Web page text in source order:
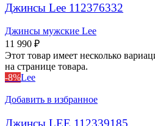
Джинсы Lee 112376332
Джинсы мужские Lee
11 990 ₽
Этот товар имеет несколько
на странице товара.
-8%Lee
Добавить в избранное
Джинсы LEE 112339185